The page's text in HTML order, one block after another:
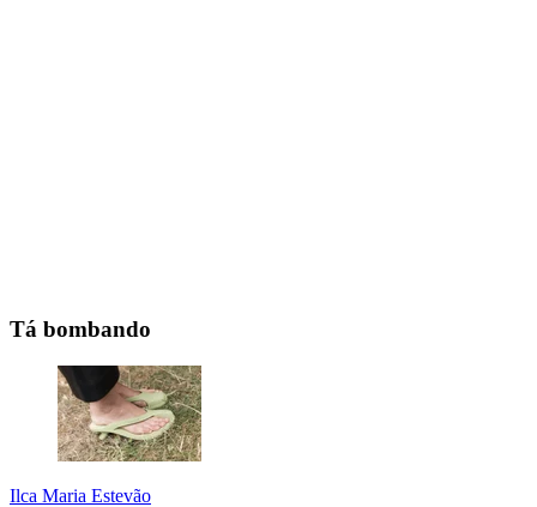
Tá bombando
Ilca Maria Estevão